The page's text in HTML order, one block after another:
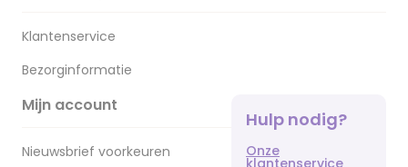
Klantenservice
Bezorginformatie
Mijn account
Nieuwsbrief voorkeuren
Hulp nodig?
Onze
klantenservice